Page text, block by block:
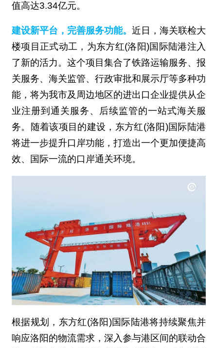
值高达3.34亿元。
建设新平台，完善服务功能。 近日，海关联检大
楼项目正式动工，为东方红(洛阳)国际陆港注入
了新的活力。这个项目集合了铁路运输服务、报
关服务、海关监管、行政审批和展示厅等多种功
能，将为我市及周边地区的进出口企业提供从企
业注册到通关服务、后续监管的一站式海关服
务。随着该项目的建设，东方红(洛阳)国际陆港
将进一步提升口岸功能，打造出一个更加便捷高
效、国际一流的口岸通关环境。
根据规划，东方红(洛阳)国际陆港将持续聚焦并
响应洛阳的物流需求，深入参与港区间的联动合